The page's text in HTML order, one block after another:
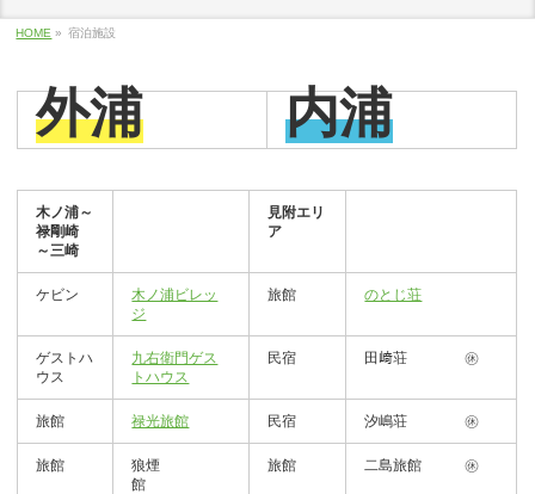
HOME » 宿泊施設
外浦 内浦
木ノ浦～
禄剛崎
～三崎
見附エリ
ア
ケビン
木ノ浦ビレッ
ジ
旅館 のとじ荘
ゲストハ
ウス
九右衛門ゲス
トハウス
民宿 田﨑荘 ㊡
旅館 禄光旅館 民宿 汐嶋荘 ㊡
旅館
狼煙
館
旅館 二島旅館 ㊡